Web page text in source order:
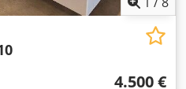
4.500 €